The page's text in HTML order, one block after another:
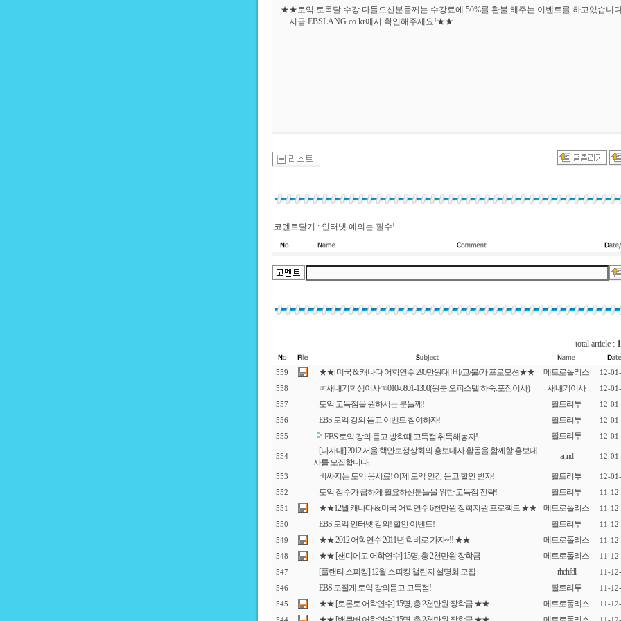
★★토익 토목달 수강 다들으신분들께는 수강료에 50%를 환불 해주는 이벤트를 하고있습니
지금 EBSLANG.co.kr에서 확인해주세요!★★
코멘트달기 : 인터넷 예의는 필수!
total article :
559 ★★[미국 & 캐나다 어학연수 290만원대] 비/교/불/가 프로모션★★ 메트로폴리스 12-
558 ☞새내기학생이사☜010-6801-1300(원룸.오피스텔.하숙.포장이사) 새내기이사 12-
557 토익 고득점을 원하시는 분들께! 필트리투 12-
556 EBS 토익 강의 듣고 이벤트 참여하자! 필트리투 12-
555 EBS 토익 강의 듣고 방학떄 고득점 취득해놓자! 필트리투 12-
554
[나사대] 2012 서울 핵안보정상회의 홍보대사 활동을 함께할 홍보대
사를 모집합니다.
annd 12-
553 비싸지는 토익 응시료! 이제 토익 인강 듣고 할인 받자! 필트리투 12-
552 토익 점수가 급하게 필요하신분들을 위한 고득점 전략! 필트리투 11-
551 ★★12월 캐나다 & 미국 어학연수 6천만원 장학지원 프로젝트 ★★ 메트로폴리스 11-
550 EBS 토익 인터넷 강의! 할인 이벤트! 필트리투 11-
549 ★★ 2012 어학연수 2011년 학비로 가자~!! ★★ 메트로폴리스 11-
548 ★★ [샌디에고 어학연수] 15명, 총 2천만원 장학금 메트로폴리스 11-
547 [플랜티 스피킹] 12월 스피킹 챌린지 설명회 모집 rhehfdl 11-
546 EBS 모질게 토익 강의듣고 고득점! 필트리투 11-
545 ★★ [토론토 어학연수] 15명, 총 2천만원 장학금 ★★ 메트로폴리스 11-